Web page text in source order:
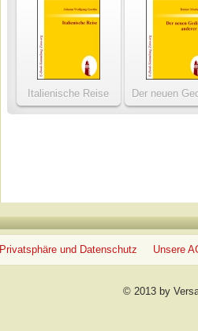
Italienische Reise
Der neuen
anderer
Privatsphäre und Datenschutz Unsere
© 2013 by